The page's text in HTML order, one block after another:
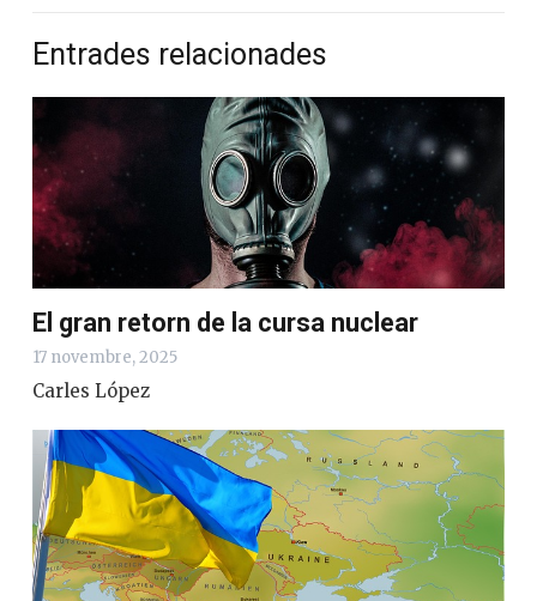
Entrades relacionades
El gran retorn de la cursa nuclear
17 novembre, 2025
Carles López